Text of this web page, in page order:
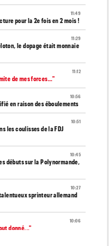
11:49
pour la 2e fois en 2 mois !
11:29
le dopage était monnaie
11:12
de mes forces..."
10:56
en raison des éboulements
10:51
les coulisses de la FDJ
10:45
débuts sur la Polynormande,
10:27
sprinteur allemand
10:06
donné..."